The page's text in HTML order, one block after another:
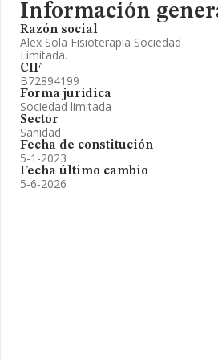
Información
Razón social
Alex Sola Fisioterapia Sociedad
Limitada.
CIF
B72894199
Forma jurídica
Sociedad limitada
Sector
Sanidad
Fecha de constitución
5-1-2023
Fecha último cambio
5-6-2026